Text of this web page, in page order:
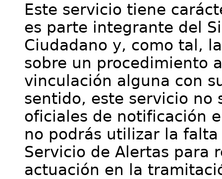
Este servicio tiene
es parte integrante del
Ciudadano y, como tal,
sobre un procedimiento
vinculación alguna con
sentido, este servicio no
oficiales de notificación
no podrás utilizar la
Servicio de Alertas para
actuación en la